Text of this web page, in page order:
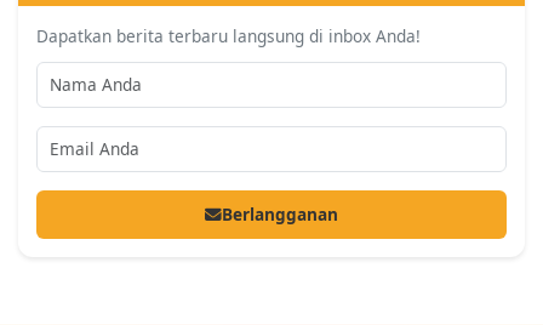
Dapatkan berita terbaru langsung di inbox Anda!
Berlangganan